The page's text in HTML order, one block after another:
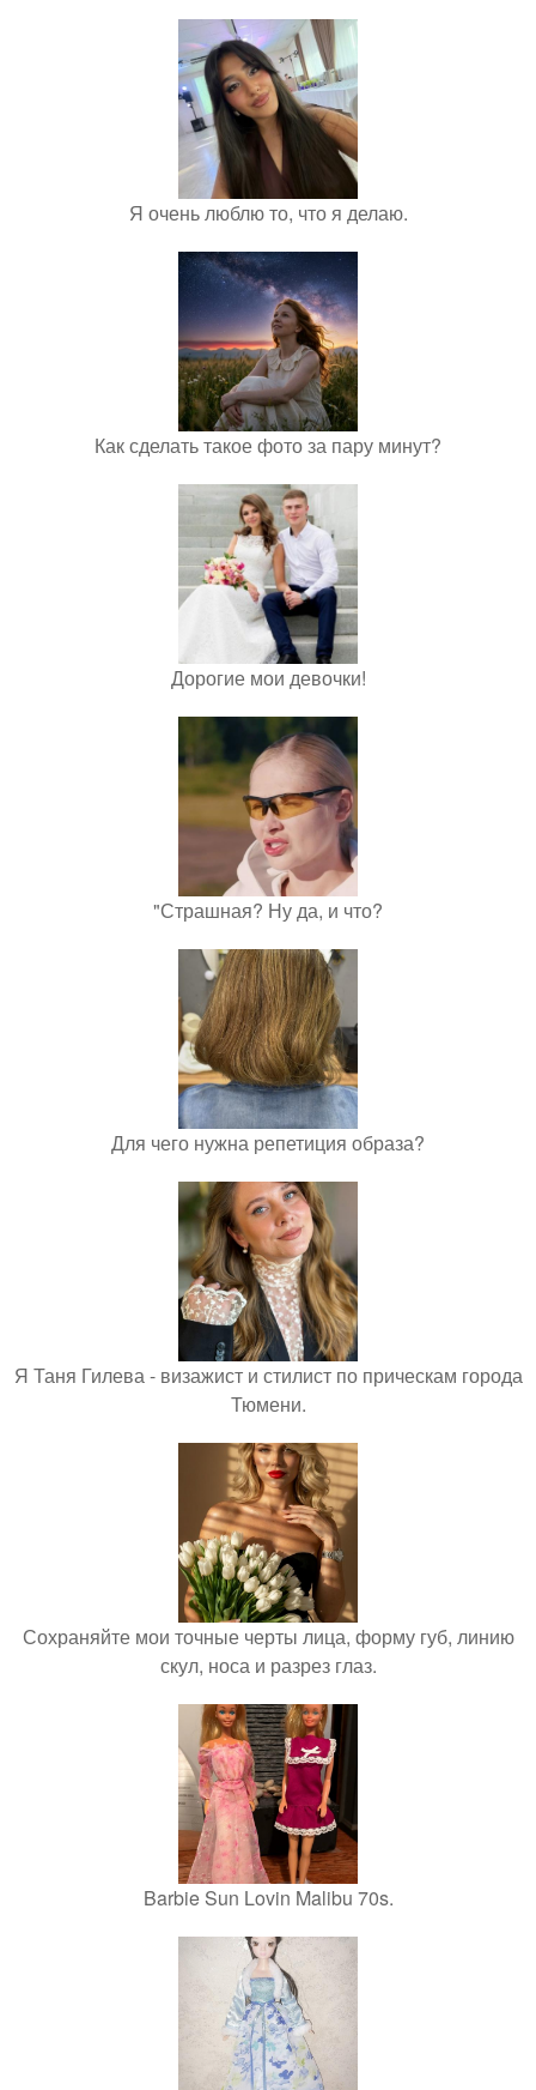
Я очень люблю то, что я делаю.
Как сделать такое фото за пару минут?
Дорогие мои девочки!
"Страшная? Ну да, и что?
Для чего нужна репетиция образа?
Я Таня Гилева - визажист и стилист по прическам города
Тюмени.
Сохраняйте мои точные черты лица, форму губ, линию
скул, носа и разрез глаз.
Barbie Sun Lovin Malibu 70s.